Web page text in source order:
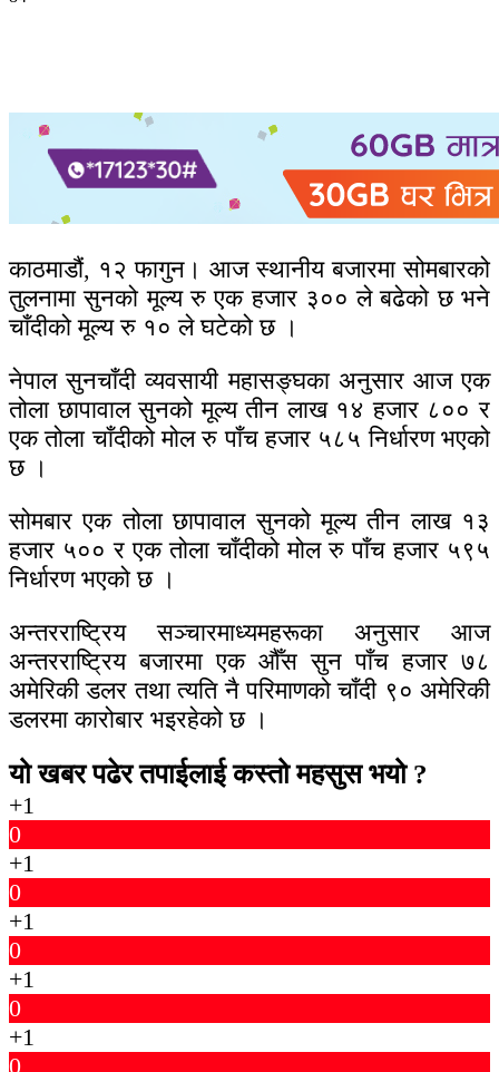
काठमाडौं, १२ फागुन। आज स्थानीय बजारमा सोमबारको
तुलनामा सुनको मूल्य रु एक हजार ३०० ले बढेको छ भने
चाँदीको मूल्य रु १० ले घटेको छ ।
नेपाल सुनचाँदी व्यवसायी महासङ्घका अनुसार आज एक
तोला छापावाल सुनको मूल्य तीन लाख १४ हजार ८०० र
एक तोला चाँदीको मोल रु पाँच हजार ५८५ निर्धारण भएको
छ ।
सोमबार एक तोला छापावाल सुनको मूल्य तीन लाख १३
हजार ५०० र एक तोला चाँदीको मोल रु पाँच हजार ५९५
निर्धारण भएको छ ।
अन्तरराष्ट्रिय सञ्चारमाध्यमहरूका अनुसार आज
अन्तरराष्ट्रिय बजारमा एक औँस सुन पाँच हजार ७८
अमेरिकी डलर तथा त्यति नै परिमाणको चाँदी ९० अमेरिकी
डलरमा कारोबार भइरहेको छ ।
यो खबर पढेर तपाईलाई कस्तो महसुस भयो ?
+1
0
+1
0
+1
0
+1
0
+1
0